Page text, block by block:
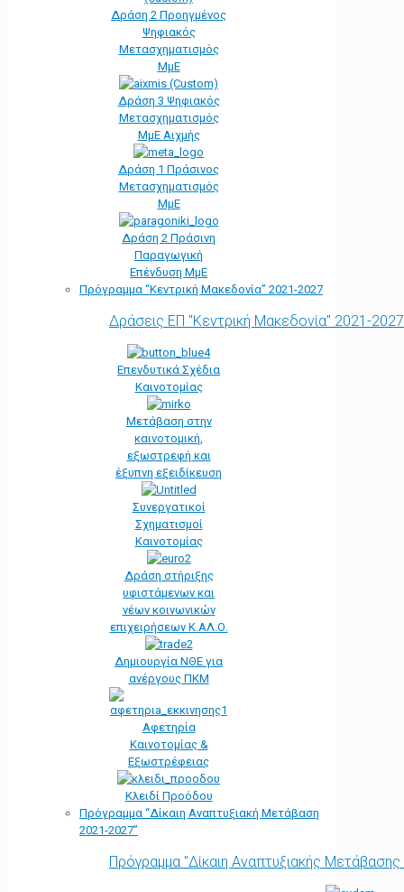
Δράση 2 Προηγμένος
Ψηφιακός
Μετασχηματισμός
ΜμΕ
Δράση 3 Ψηφιακός
Μετασχηματισμός
ΜμΕ Αιχμής
Δράση 1 Πράσινος
Μετασχηματισμός
ΜμΕ
Δράση 2 Πράσινη
Παραγωγική
Επένδυση ΜμΕ
Πρόγραμμα “Κεντρική Μακεδονία” 2021-2027
Δράσεις ΕΠ "Κεντρική Μακεδονία" 2021-2027
Επενδυτικά Σχέδια
Καινοτομίας
Μετάβαση στην
καινοτομική,
εξωστρεφή και
έξυπνη εξειδίκευση
Συνεργατικοί
Σχηματισμοί
Καινοτομίας
Δράση στήριξης
υφιστάμενων και
νέων κοινωνικών
επιχειρήσεων Κ.ΑΛ.Ο.
Δημιουργία ΝΘΕ για
ανέργους ΠΚΜ
Αφετηρία
Kαινοτομίας &
Εξωστρέφειας
Κλειδί Προόδου
Πρόγραμμα “Δίκαιη Αναπτυξιακή Μετάβαση
2021-2027”
Πρόγραμμα "Δίκαιη Αναπτυξιακής